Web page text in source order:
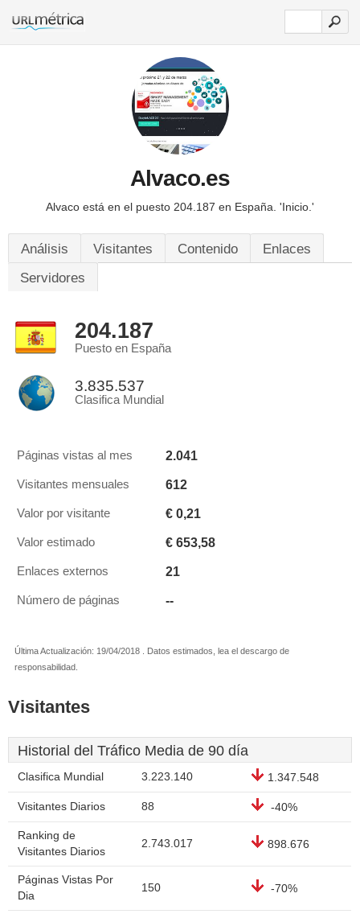
Alvaco.es
Alvaco está en el puesto 204.187 en España. 'Inicio.'
Análisis Visitantes Contenido
Enlaces
Servidores
204.187
Puesto en España
3.835.537
Clasifica Mundial
Páginas vistas al mes 2.041
Visitantes mensuales 612
Valor por visitante € 0,21
Valor estimado € 653,58
Enlaces externos 21
Número de páginas --
Última Actualización: 19/04/2018 . Datos estimados, lea el descargo de
responsabilidad.
Visitantes
Historial del Tráfico Media de 90 día
Clasifica Mundial 3.223.140 1.347.548
Visitantes Diarios 88 -40%
Ranking de
Visitantes Diarios
2.743.017 898.676
Páginas Vistas Por
Dia
150 -70%